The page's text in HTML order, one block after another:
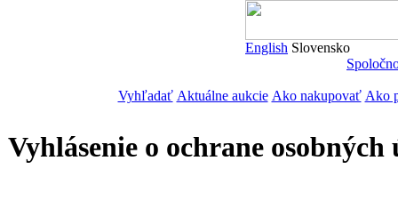
English Slovensko
Vyhľadať Aktuálne aukcie Ako nakupovať Ako
Vyhlásenie o ochrane osobných